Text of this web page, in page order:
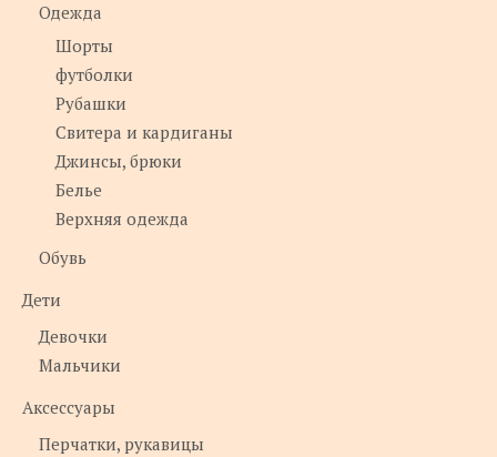
Одежда
Шорты
футболки
Рубашки
Свитера и кардиганы
Джинсы, брюки
Белье
Верхняя одежда
Обувь
Дети
Девочки
Мальчики
Аксессуары
Перчатки, рукавицы